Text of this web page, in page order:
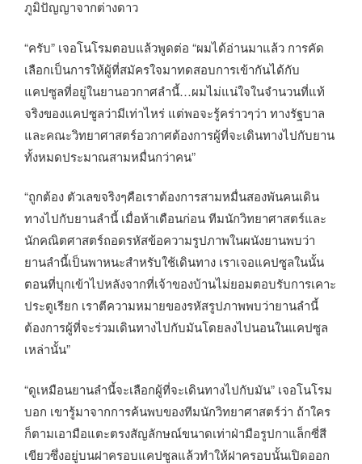
ภูมิปัญญาจากต่างดาว
“ครับ” เจอโนโรมตอบแล้วพูดต่อ “ผมได้อ่านมาแล้ว การคัด
เลือกเป็นการให้ผู้ที่สมัครใจมาทดสอบการเข้ากันได้กับ
แคปซูลที่อยู่ในยานอวกาศลำนี้…ผมไม่แน่ใจในจำนวนที่แท้
จริงของแคปซูลว่ามีเท่าไหร่ แต่พอจะรู้คร่าวๆว่า ทางรัฐบาล
และคณะวิทยาศาสตร์อวกาศต้องการผู้ที่จะเดินทางไปกับยาน
ทั้งหมดประมาณสามหมื่นกว่าคน”
“ถูกต้อง ตัวเลขจริงๆคือเราต้องการสามหมื่นสองพันคนเดิน
ทางไปกับยานลำนี้ เมื่อห้าเดือนก่อน ทีมนักวิทยาศาสตร์และ
นักคณิตศาสตร์ถอดรหัสข้อความรูปภาพในผนังยานพบว่า
ยานลำนี้เป็นพาหนะสำหรับใช้เดินทาง เราเจอแคปซูลในนั้น
ตอนที่บุกเข้าไปหลังจากที่เจ้าของบ้านไม่ยอมตอบรับการเคาะ
ประตูเรียก เราตีความหมายของรหัสรูปภาพพบว่ายานลำนี้
ต้องการผู้ที่จะร่วมเดินทางไปกับมันโดยลงไปนอนในแคปซูล
เหล่านั้น”
“ดูเหมือนยานลำนี้จะเลือกผู้ที่จะเดินทางไปกับมัน” เจอโนโรม
บอก เขารู้มาจากการค้นพบของทีมนักวิทยาศาสตร์ว่า ถ้าใคร
ก็ตามเอามือแตะตรงสัญลักษณ์ขนาดเท่าฝ่ามือรูปกาแล็กซี่สี
เขียวซึ่งอยู่บนฝาครอบแคปซูลแล้วทำให้ฝาครอบนั้นเปิดออก